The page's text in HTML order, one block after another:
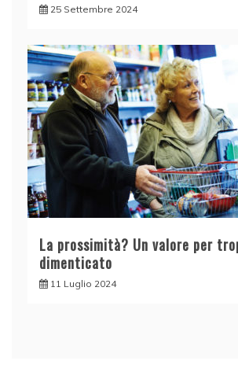
25 Settembre 2024
La prossimità? Un valore per
dimenticato
11 Luglio 2024